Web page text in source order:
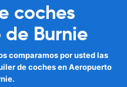
coches
Burnie
comparamos por usted las
de coches en Aeropuerto